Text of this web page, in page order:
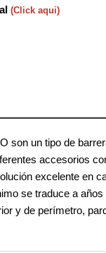
(Click aqui)
son un tipo de
accesorios
excelente en
se traduce a
y de perímetro,